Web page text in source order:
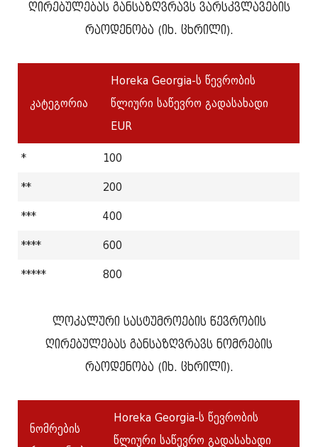
ღირებულებას განსაზღვრავს ვარსკვლავების
რაოდენობა (იხ. ცხრილი).
კატეგორია
Horeka Georgia-ს წევრობის
წლიური საწევრო გადასახადი
EUR
* 100
** 200
*** 400
**** 600
***** 800
ლოკალური სასტუმროების წევრობის
ღირებულებას განსაზღვრავს ნომრების
რაოდენობა (იხ. ცხრილი).
ნომრების
Horeka Georgia-ს წევრობის
წლიური საწევრო გადასახადი